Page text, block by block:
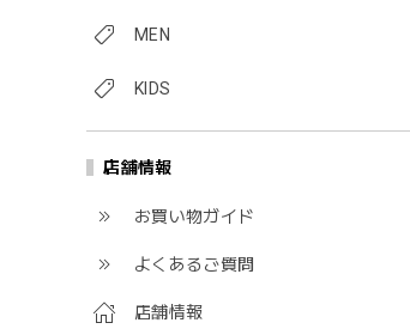
MEN
KIDS
店舗情報
お買い物ガイド
よくあるご質問
店舗情報